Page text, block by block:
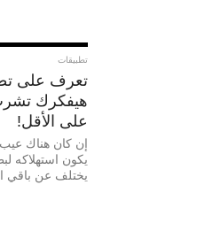
تطبيقات
على الأقل!
إن كان هناك
يكون استهلاكه
يختلف عن باقي